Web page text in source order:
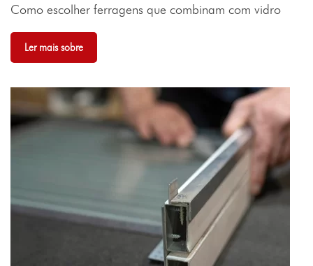
Como escolher ferragens que combinam com vidro
Ler mais sobre